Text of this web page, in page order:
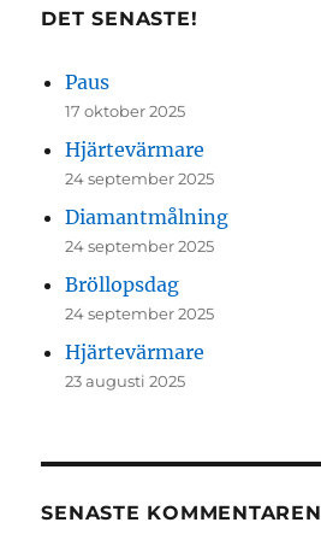
DET SENASTE!
Paus
17 oktober 2025
Hjärtevärmare
24 september 2025
Diamantmålning
24 september 2025
Bröllopsdag
24 september 2025
Hjärtevärmare
23 augusti 2025
SENASTE KOMMENTAREN